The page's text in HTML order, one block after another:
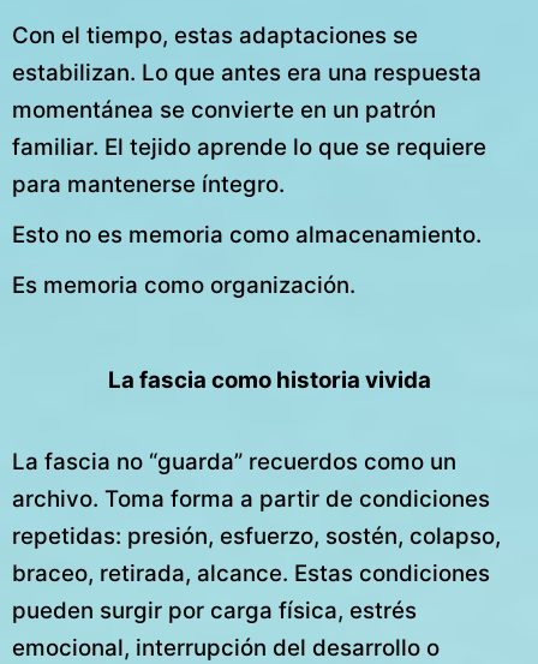
Con el tiempo, estas adaptaciones se
estabilizan. Lo que antes era una respuesta
momentánea se convierte en un patrón
familiar. El tejido aprende lo que se requiere
para mantenerse íntegro.
Esto no es memoria como almacenamiento.
Es memoria como organización.
La fascia como historia vivida
La fascia no “guarda” recuerdos como un
archivo. Toma forma a partir de condiciones
repetidas: presión, esfuerzo, sostén, colapso,
braceo, retirada, alcance. Estas condiciones
pueden surgir por carga física, estrés
emocional, interrupción del desarrollo o